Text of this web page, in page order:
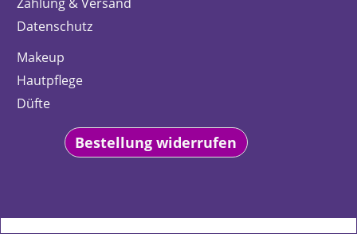
Datenschutz
Makeup
Hautpflege
Düfte
Bestellung widerrufen